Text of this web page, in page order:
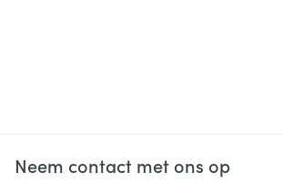
Neem contact met ons op